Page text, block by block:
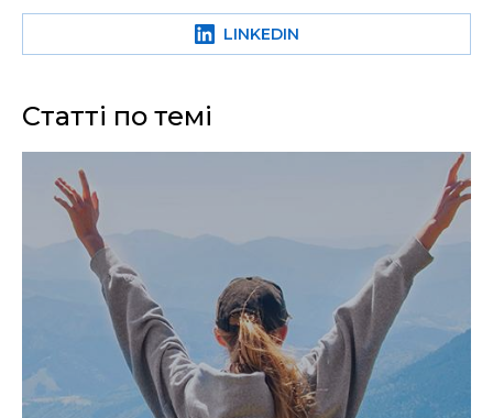
LINKEDIN
Статті по темі